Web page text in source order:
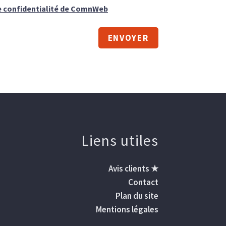
confidentialité de ComnWeb
ENVOYER
Liens utiles
Avis clients ★
Contact
Plan du site
Mentions légales